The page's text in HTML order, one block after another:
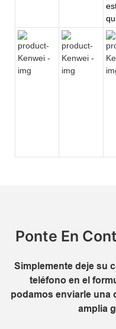
Ponte En
Simplemente deje su
teléfono en el
podamos enviarle una
amplia